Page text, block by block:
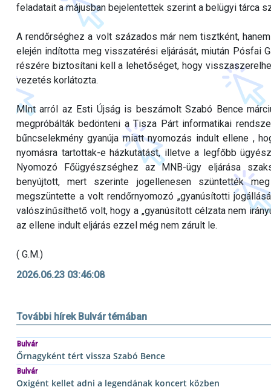
feladatait a májusban bejelentettek szerint a belügyi tárca
A rendőrséghez a volt százados már nem tisztként,
elején indította meg visszatérési eljárását, miután Pósfai
részére biztosítani kell a lehetőséget, hogy
vezetés korlátozta.
MInt arról az Esti Újság is beszámolt Szabó Bence
megpróbálták bedönteni a Tisza Párt informatikai
bűncselekmény gyanúja miatt nyomozás indult ellene ,
nyomásra tartottak-e házkutatást, illetve a legfőbb
Nyomozó Főügyészséghez az MNB-ügy eljárása
benyújtott, mert szerinte jogellenesen szüntették
megszüntette a volt rendőrnyomozó „gyanúsítotti
valószínűsíthető volt, hogy a „gyanúsított célzata nem
az ellene indult eljárás ezzel még nem zárult le.
( G.M.)
2026.06.23 03:46:08
További hírek Bulvár témában
Bulvár
Őrnagyként tért vissza Szabó Bence
Bulvár
Oxigént kellet adni a legendának koncert közben